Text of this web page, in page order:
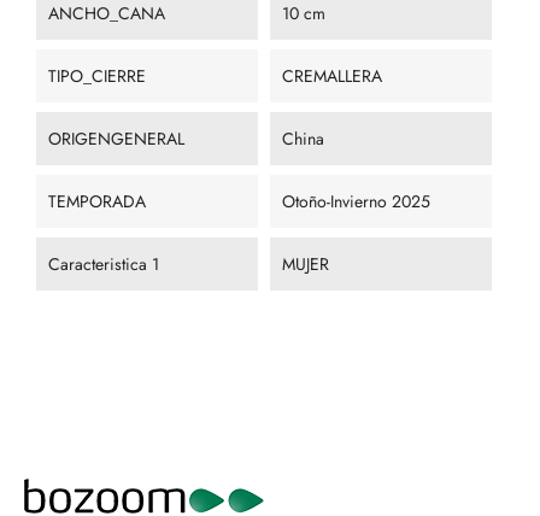
ANCHO_CANA 10 cm
TIPO_CIERRE CREMALLERA
ORIGENGENERAL China
TEMPORADA Otoño-Invierno 2025
Caracteristica 1 MUJER